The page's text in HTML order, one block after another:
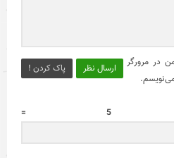
ارسال نظر پاک کردن !
در مرورگر
می‌نویسم.
5 =